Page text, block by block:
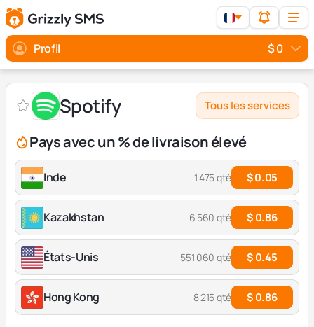
Profil $ 0
Spotify Tous les services
Pays avec un % de livraison élevé
Inde 1 475 qté $ 0.05
Kazakhstan 6 560 qté $ 0.86
États-Unis 551 060 qté $ 0.45
Hong Kong 8 215 qté $ 0.86